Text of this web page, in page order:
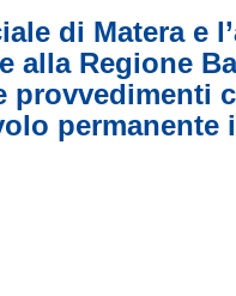
di Matera e
alla Regione
provvedimenti